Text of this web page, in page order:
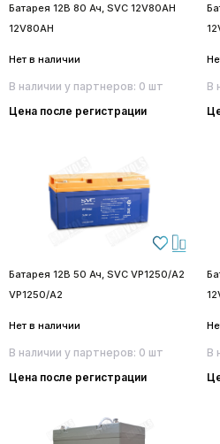
Батарея 12В 80 Ач, SVC 12V80AH
12V80AH
Нет в наличии
В наличии у партнеров: 0 шт
Цена после регистрации
В
Батарея 12В 50 Ач, SVC VP1250/A2
VP1250/A2
Нет в наличии
В наличии у партнеров: 0 шт
Цена после регистрации
В